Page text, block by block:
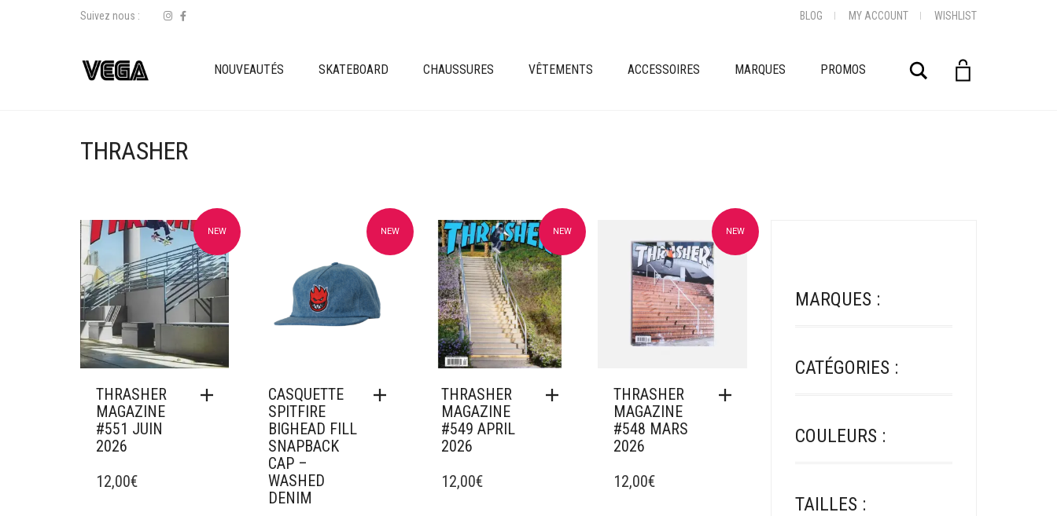
Suivez nous : BLOG MY ACCOUNT WISHLIST
NOUVEAUTÉS SKATEBOARD CHAUSSURES VÊTEMENTS ACCESSOIRES MARQUES PROMOS Rechercher
THRASHER
Ajouter à mes favoris
NEW
THRASHER
MAGAZINE
#551 JUIN
2026
12,00€
Ajouter à mes favoris
NEW
CASQUETTE
SPITFIRE
BIGHEAD FILL
SNAPBACK
CAP –
WASHED
DENIM
Ajouter à mes favoris
NEW
THRASHER
MAGAZINE
#549 APRIL
2026
12,00€
Ajouter à mes favoris
NEW
THRASHER
MAGAZINE
#548 MARS
2026
12,00€
MARQUES :
CATÉGORIES :
COULEURS :
TAILLES :